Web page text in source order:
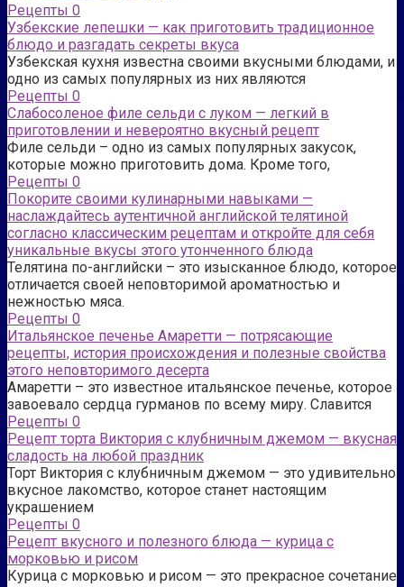
Рецепты 0
Узбекские лепешки — как приготовить традиционное
блюдо и разгадать секреты вкуса
Узбекская кухня известна своими вкусными блюдами, и
одно из самых популярных из них являются
Рецепты 0
Слабосоленое филе сельди с луком — легкий в
приготовлении и невероятно вкусный рецепт
Филе сельди – одно из самых популярных закусок,
которые можно приготовить дома. Кроме того,
Рецепты 0
Покорите своими кулинарными навыками —
наслаждайтесь аутентичной английской телятиной
согласно классическим рецептам и откройте для себя
уникальные вкусы этого утонченного блюда
Телятина по-английски – это изысканное блюдо, которое
отличается своей неповторимой ароматностью и
нежностью мяса.
Рецепты 0
Итальянское печенье Амаретти — потрясающие
рецепты, история происхождения и полезные свойства
этого неповторимого десерта
Амаретти – это известное итальянское печенье, которое
завоевало сердца гурманов по всему миру. Славится
Рецепты 0
Рецепт торта Виктория с клубничным джемом — вкусная
сладость на любой праздник
Торт Виктория с клубничным джемом — это удивительно
вкусное лакомство, которое станет настоящим
украшением
Рецепты 0
Рецепт вкусного и полезного блюда — курица с
морковью и рисом
Курица с морковью и рисом — это прекрасное сочетание